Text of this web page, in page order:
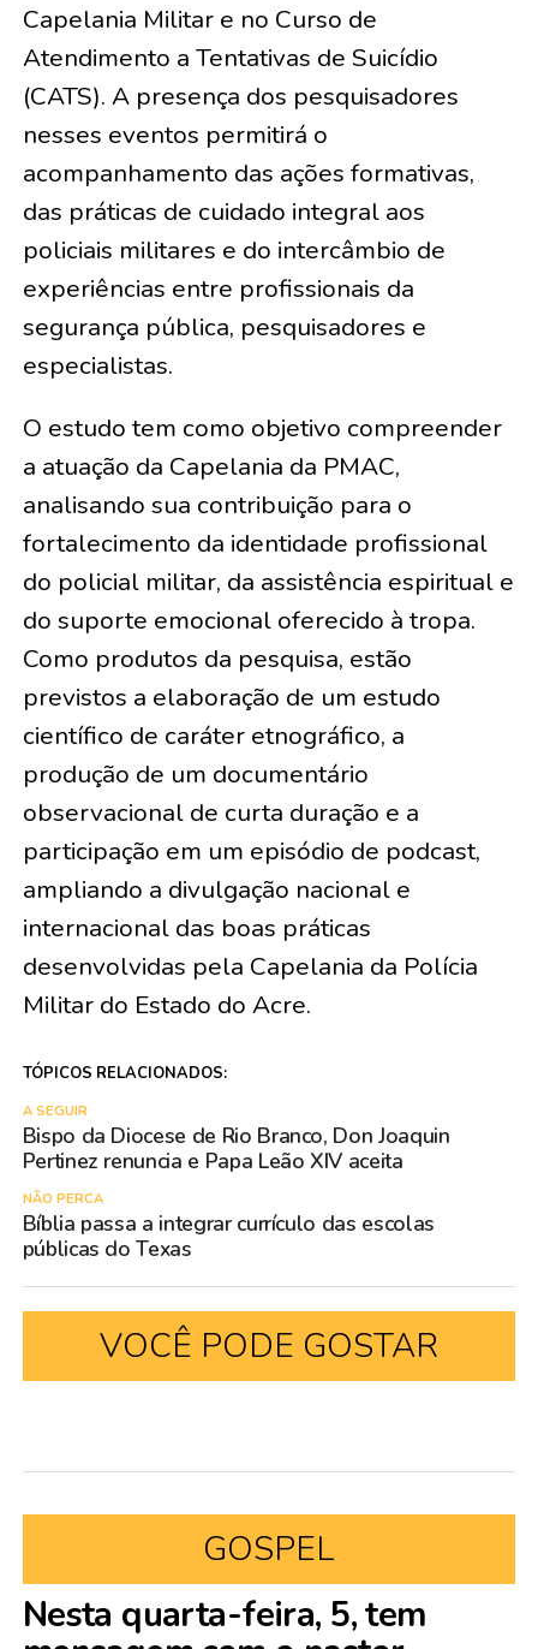
Capelania Militar e no Curso de
Atendimento a Tentativas de Suicídio
(CATS). A presença dos pesquisadores
nesses eventos permitirá o
acompanhamento das ações formativas,
das práticas de cuidado integral aos
policiais militares e do intercâmbio de
experiências entre profissionais da
segurança pública, pesquisadores e
especialistas.
O estudo tem como objetivo compreender
a atuação da Capelania da PMAC,
analisando sua contribuição para o
fortalecimento da identidade profissional
do policial militar, da assistência espiritual e
do suporte emocional oferecido à tropa.
Como produtos da pesquisa, estão
previstos a elaboração de um estudo
científico de caráter etnográfico, a
produção de um documentário
observacional de curta duração e a
participação em um episódio de podcast,
ampliando a divulgação nacional e
internacional das boas práticas
desenvolvidas pela Capelania da Polícia
Militar do Estado do Acre.
TÓPICOS RELACIONADOS:
A SEGUIR
Bispo da Diocese de Rio Branco, Don Joaquin
Pertinez renuncia e Papa Leão XIV aceita
NÃO PERCA
Bíblia passa a integrar currículo das escolas
públicas do Texas
VOCÊ PODE GOSTAR
GOSPEL
Nesta quarta-feira, 5, tem